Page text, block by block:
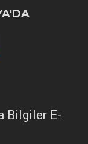
Bilgiler E-